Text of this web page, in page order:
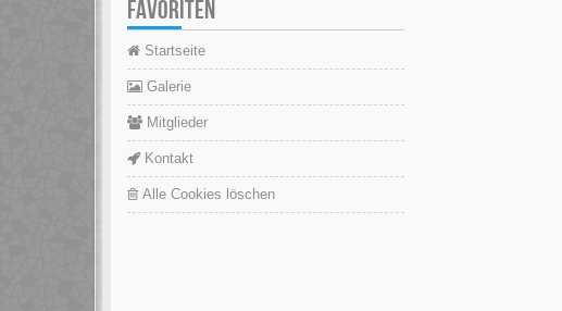
FAVORITEN
Startseite
Galerie
Mitglieder
Kontakt
Alle Cookies löschen